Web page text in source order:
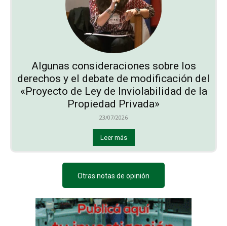
Algunas consideraciones sobre los
derechos y el debate de modificación del
«Proyecto de Ley de Inviolabilidad de la
Propiedad Privada»
23/07/2026
Leer más
Otras notas de opinión